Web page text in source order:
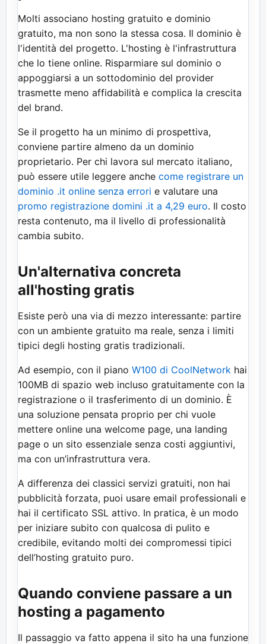
Molti associano hosting gratuito e dominio
gratuito, ma non sono la stessa cosa. Il dominio è
l'identità del progetto. L'hosting è l'infrastruttura
che lo tiene online. Risparmiare sul dominio o
appoggiarsi a un sottodominio del provider
trasmette meno affidabilità e complica la crescita
del brand.
Se il progetto ha un minimo di prospettiva,
conviene partire almeno da un dominio
proprietario. Per chi lavora sul mercato italiano,
può essere utile leggere anche come registrare un
dominio .it online senza errori e valutare una
promo registrazione domini .it a 4,29 euro. Il costo
resta contenuto, ma il livello di professionalità
cambia subito.
Un'alternativa concreta
all'hosting gratis
Esiste però una via di mezzo interessante: partire
con un ambiente gratuito ma reale, senza i limiti
tipici degli hosting gratis tradizionali.
Ad esempio, con il piano W100 di CoolNetwork hai
100MB di spazio web incluso gratuitamente con la
registrazione o il trasferimento di un dominio. È
una soluzione pensata proprio per chi vuole
mettere online una welcome page, una landing
page o un sito essenziale senza costi aggiuntivi,
ma con un’infrastruttura vera.
A differenza dei classici servizi gratuiti, non hai
pubblicità forzata, puoi usare email professionali e
hai il certificato SSL attivo. In pratica, è un modo
per iniziare subito con qualcosa di pulito e
credibile, evitando molti dei compromessi tipici
dell’hosting gratuito puro.
Quando conviene passare a un
hosting a pagamento
Il passaggio va fatto appena il sito ha una funzione